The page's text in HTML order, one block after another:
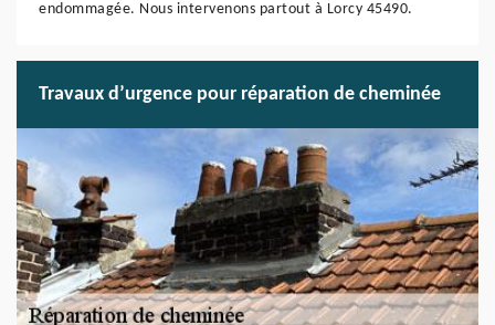
endommagée. Nous intervenons partout à Lorcy 45490.
Travaux d’urgence pour réparation de cheminée